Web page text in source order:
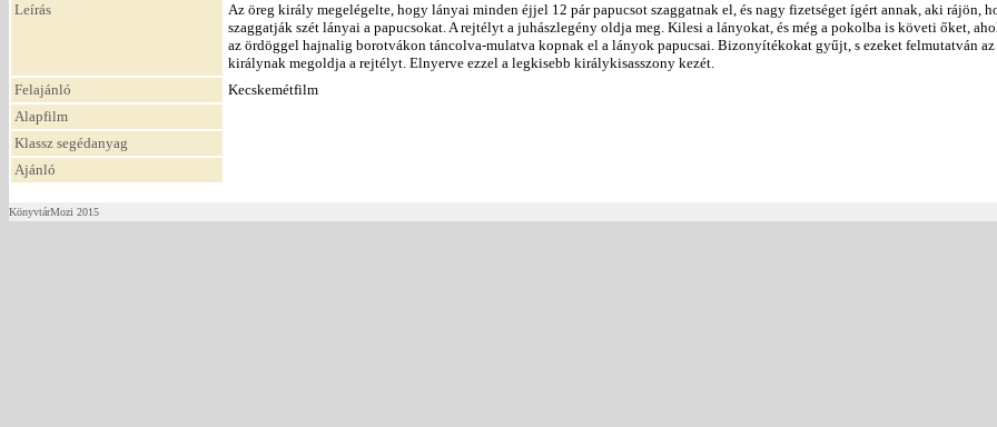
Leírás
Az öreg király megelégelte, hogy lányai minden éjjel 12 pár papucsot szaggatnak el, és nagy fizetséget ígért annak, aki rájön,
szaggatják szét lányai a papucsokat. A rejtélyt a juhászlegény oldja meg. Kilesi a lányokat, és még a pokolba is követi őket,
az ördöggel hajnalig borotvákon táncolva-mulatva kopnak el a lányok papucsai. Bizonyítékokat gyűjt, s ezeket felmutatván az
királynak megoldja a rejtélyt. Elnyerve ezzel a legkisebb királykisasszony kezét.
Felajánló
Kecskemétfilm
Alapfilm
Klassz segédanyag
Ajánló
KönyvtárMozi 2015